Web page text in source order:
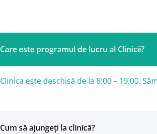
Care este programul de lucru al Clinicii?
Clinica este deschisă de la 8:00 – 19:00.
Cum să ajungeți la clinică?